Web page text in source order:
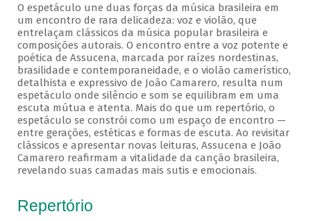
O espetáculo une duas forças da música brasileira em
um encontro de rara delicadeza: voz e violão, que
entrelaçam clássicos da música popular brasileira e
composições autorais. O encontro entre a voz potente e
poética de Assucena, marcada por raízes nordestinas,
brasilidade e contemporaneidade, e o violão camerístico,
detalhista e expressivo de João Camarero, resulta num
espetáculo onde silêncio e som se equilibram em uma
escuta mútua e atenta. Mais do que um repertório, o
espetáculo se constrói como um espaço de encontro —
entre gerações, estéticas e formas de escuta. Ao revisitar
clássicos e apresentar novas leituras, Assucena e João
Camarero reafirmam a vitalidade da canção brasileira,
revelando suas camadas mais sutis e emocionais.
Repertório